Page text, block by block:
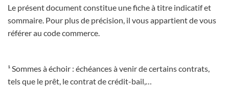
Le présent document constitue une fiche à titre indicatif et
sommaire. Pour plus de précision, il vous appartient de vous
référer au code commerce.
¹ Sommes à échoir : échéances à venir de certains contrats,
tels que le prêt, le contrat de crédit-bail,…